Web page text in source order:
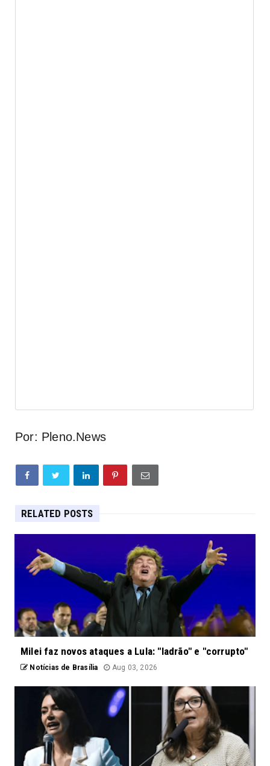
Por: Pleno.News
RELATED POSTS
Milei faz novos ataques a Lula: "ladrão" e "corrupto"
Notícias de Brasília Aug 03, 2026